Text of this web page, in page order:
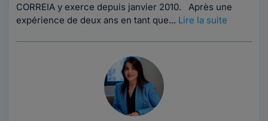
CORREIA y exerce depuis janvier 2010. Après une
expérience de deux ans en tant que... Lire la suite